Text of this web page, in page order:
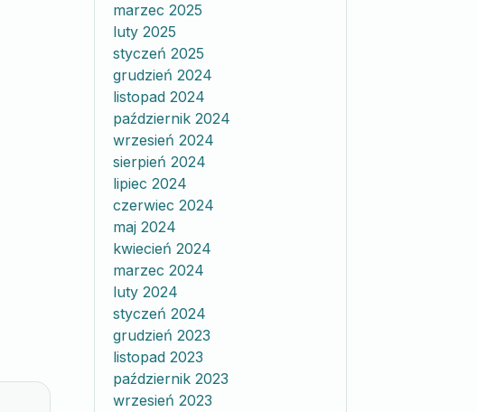
marzec 2025
luty 2025
styczeń 2025
grudzień 2024
listopad 2024
październik 2024
wrzesień 2024
sierpień 2024
lipiec 2024
czerwiec 2024
maj 2024
kwiecień 2024
marzec 2024
luty 2024
styczeń 2024
grudzień 2023
listopad 2023
październik 2023
wrzesień 2023